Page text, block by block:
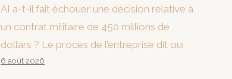
AI a-t-il fait échouer une décision relative à
un contrat militaire de 450 millions de
dollars ? Le procès de l’entreprise dit oui
6 août 2026